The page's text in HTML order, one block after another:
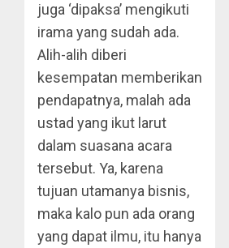
juga ‘dipaksa’ mengikuti
irama yang sudah ada.
Alih-alih diberi
kesempatan memberikan
pendapatnya, malah ada
ustad yang ikut larut
dalam suasana acara
tersebut. Ya, karena
tujuan utamanya bisnis,
maka kalo pun ada orang
yang dapat ilmu, itu hanya